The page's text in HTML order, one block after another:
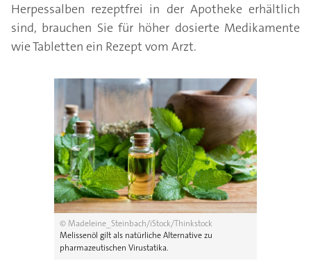
Herpessalben rezeptfrei in der Apotheke erhältlich
sind, brauchen Sie für höher dosierte Medikamente
wie Tabletten ein Rezept vom Arzt.
© Madeleine_Steinbach/iStock/Thinkstock
Melissenöl gilt als natürliche Alternative zu
pharmazeutischen Virustatika.